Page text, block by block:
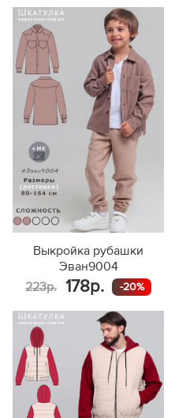
Выкройка рубашки
Эван9004
223р.
178р. -20%